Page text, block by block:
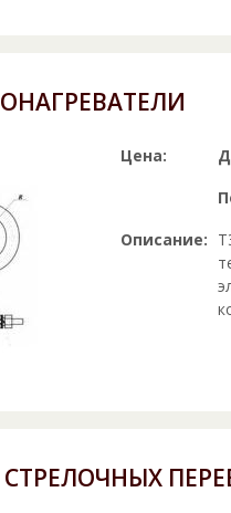
Цена:
Описание: